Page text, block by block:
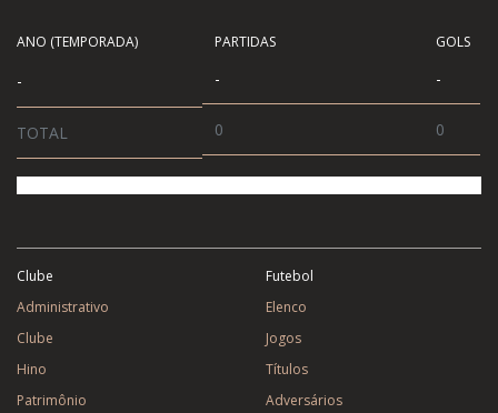
ANO (TEMPORADA)
-
TOTAL
PARTIDAS GOLS
- -
0 0
Clube
Administrativo
Clube
Hino
Patrimônio
Futebol
Elenco
Jogos
Títulos
Adversários